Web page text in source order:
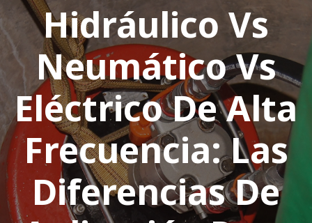
Hidráulico Vs
Neumático Vs
Eléctrico De Alta
Frecuencia: Las
Diferencias De